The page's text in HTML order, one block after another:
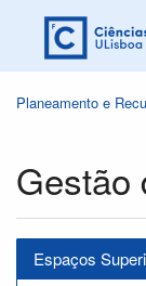
Planeamento e
Gestão
Espaços